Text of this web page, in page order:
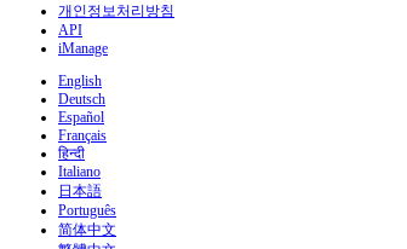
개인정보처리방침
API
iManage
English
Deutsch
Español
Français
हिन्दी
Italiano
日本語
Português
简体中文